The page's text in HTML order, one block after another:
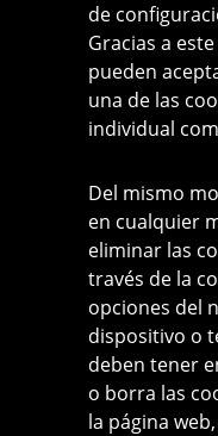
de
Gracias a
pueden
una de las
individual
Del mismo
en cualquier
eliminar las
través de la
opciones del
dispositivo o
deben tener
o borra las
la página